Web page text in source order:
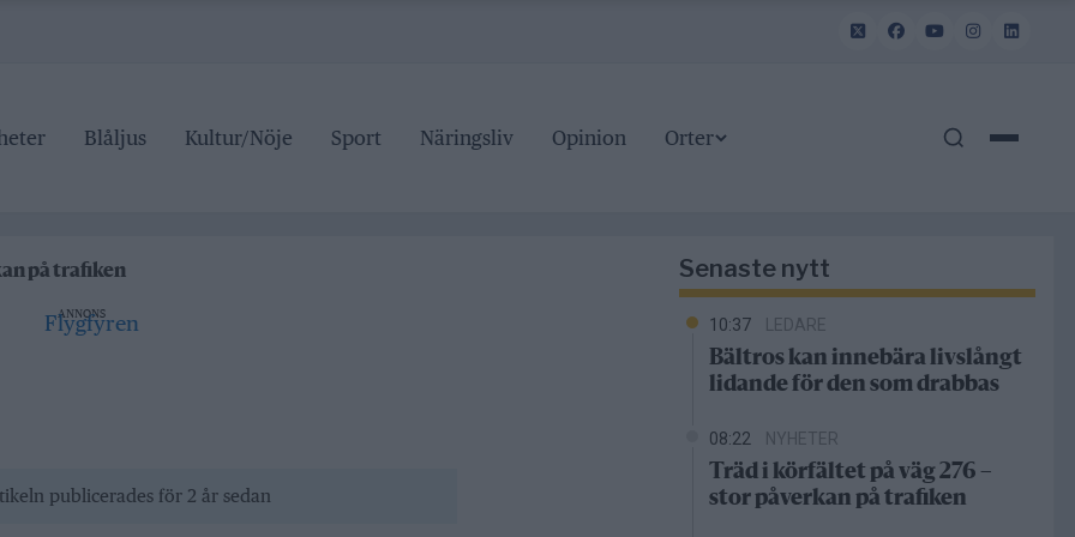
Blåljus Kultur/Nöje Sport Näringsliv Opinion Orter
stängd hela sommaren
badhus
ANNONS
publicerades för 2 år sedan
Senaste nytt
10:37 LEDARE
Bältros kan innebära livslångt
lidande för den som drabbas
08:22 NYHETER
Träd i körfältet på väg 276 –
stor påverkan på trafiken